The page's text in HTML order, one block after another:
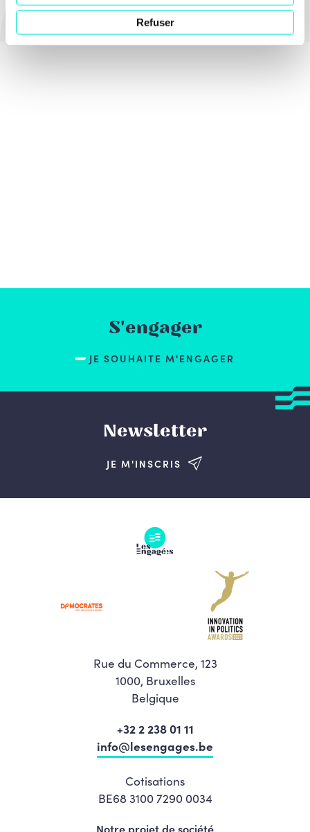
Refuser
S'engager
JE SOUHAITE M'ENGAGER
Newsletter
JE M'INSCRIS
Rue du Commerce, 123
1000, Bruxelles
Belgique
+32 2 238 01 11
info@lesengages.be
Cotisations
BE68 3100 7290 0034
Notre projet de société